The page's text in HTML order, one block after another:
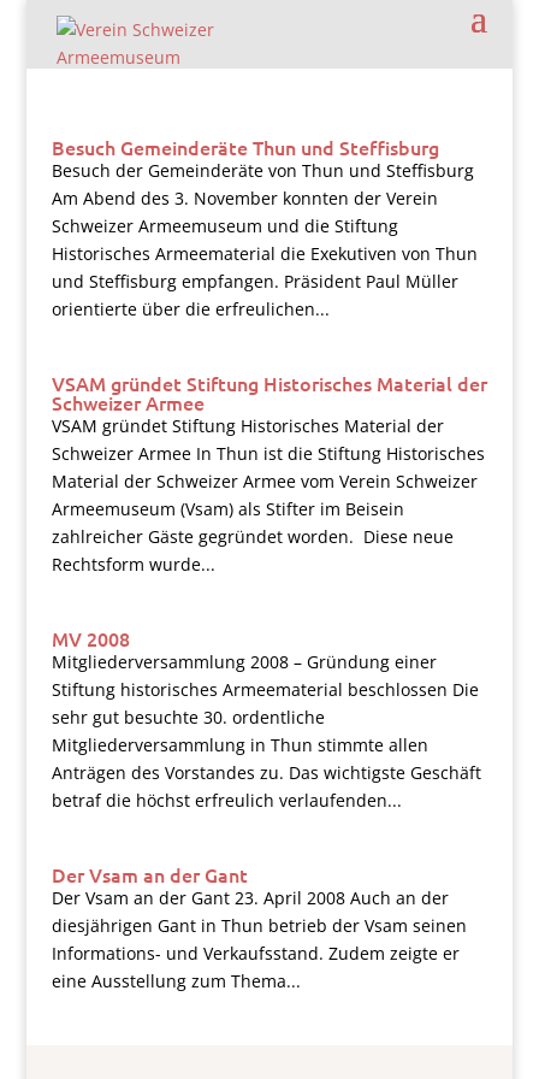
Besuch Gemeinderäte Thun und Steffisburg
Besuch der Gemeinderäte von Thun und Steffisburg
Am Abend des 3. November konnten der Verein
Schweizer Armeemuseum und die Stiftung
Historisches Armeematerial die Exekutiven von Thun
und Steffisburg empfangen. Präsident Paul Müller
orientierte über die erfreulichen...
VSAM gründet Stiftung Historisches Material der
Schweizer Armee
VSAM gründet Stiftung Historisches Material der
Schweizer Armee In Thun ist die Stiftung Historisches
Material der Schweizer Armee vom Verein Schweizer
Armeemuseum (Vsam) als Stifter im Beisein
zahlreicher Gäste gegründet worden. Diese neue
Rechtsform wurde...
MV 2008
Mitgliederversammlung 2008 – Gründung einer
Stiftung historisches Armeematerial beschlossen Die
sehr gut besuchte 30. ordentliche
Mitgliederversammlung in Thun stimmte allen
Anträgen des Vorstandes zu. Das wichtigste Geschäft
betraf die höchst erfreulich verlaufenden...
Der Vsam an der Gant
Der Vsam an der Gant 23. April 2008 Auch an der
diesjährigen Gant in Thun betrieb der Vsam seinen
Informations- und Verkaufsstand. Zudem zeigte er
eine Ausstellung zum Thema...